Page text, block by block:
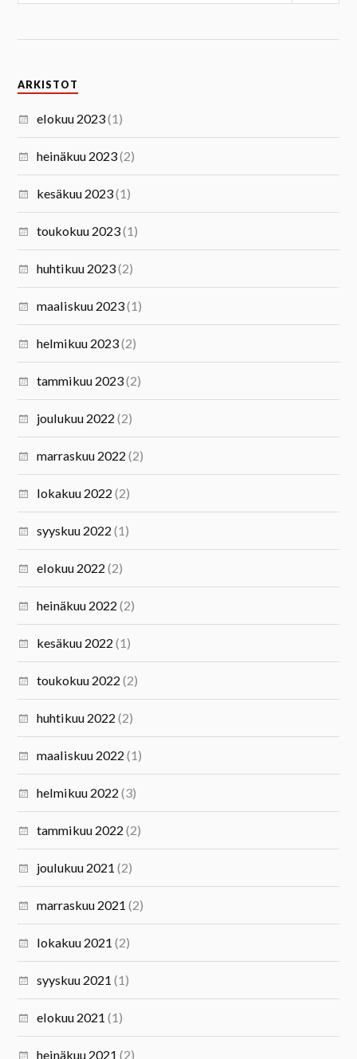
ARKISTOT
elokuu 2023(1)
heinäkuu 2023(2)
kesäkuu 2023(1)
toukokuu 2023(1)
huhtikuu 2023(2)
maaliskuu 2023(1)
helmikuu 2023(2)
tammikuu 2023(2)
joulukuu 2022 (2)
marraskuu 2022 (2)
lokakuu 2022 (2)
syyskuu 2022 (1)
elokuu 2022 (2)
heinäkuu 2022 (2)
kesäkuu 2022 (1)
toukokuu 2022 (2)
huhtikuu 2022 (2)
maaliskuu 2022 (1)
helmikuu 2022 (3)
tammikuu 2022 (2)
joulukuu 2021 (2)
marraskuu 2021 (2)
lokakuu 2021 (2)
syyskuu 2021 (1)
elokuu 2021 (1)
heinäkuu 2021 (2)